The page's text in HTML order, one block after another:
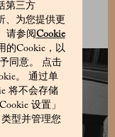
第三方
、为您提供更
请参阅Cookie
的Cookie，以
同意。 点击
。 通过单
将不会存储
设置」
型并管理您